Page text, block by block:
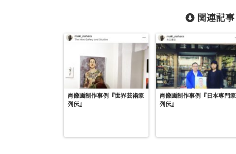
関連記
肖像画制作事例『世界芸術家
列伝』
肖像画制作事例『日本専門家
列伝』